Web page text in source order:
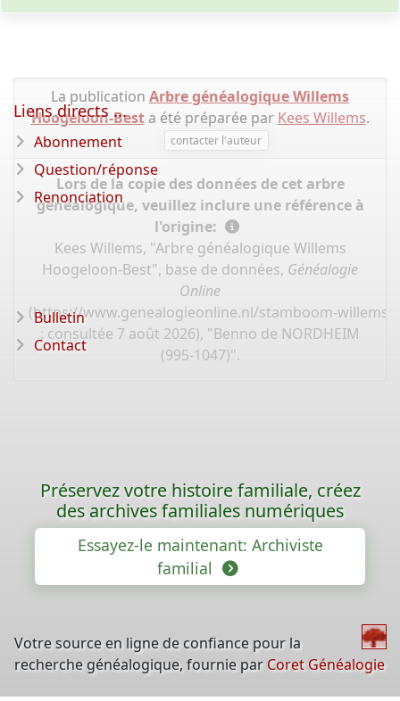
La publication Arbre généalogique Willems
Hoogeloon-Besta été préparée par Kees Willems.
contacter l'auteur
Lors de la copie des données de cet arbre
généalogique, veuillez inclure une référence à
l'origine:
Kees Willems, "Arbre généalogique Willems
Hoogeloon-Best", base de données, Généalogie
Online
(https://www.genealogieonline.nl/stamboom-willems-
: consultée 7 août 2026), "Benno de NORDHEIM
(995-1047)".
Liens directs ...
Abonnement
Question/réponse
Renonciation
Bulletin
Contact
Préservez votre histoire familiale, créez
des archives familiales numériques
Essayez-le maintenant: Archiviste
familial
Votre source en ligne de confiance pour la
recherche généalogique, fournie par Coret Généalogie